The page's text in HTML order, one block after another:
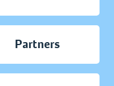
Partners